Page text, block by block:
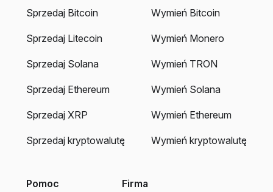
Sprzedaj Bitcoin
Sprzedaj Litecoin
Sprzedaj Solana
Sprzedaj Ethereum
Sprzedaj XRP
Sprzedaj kryptowalutę
Wymień Bitcoin
Wymień Monero
Wymień TRON
Wymień Solana
Wymień Ethereum
Wymień kryptowalutę
Pomoc Firma